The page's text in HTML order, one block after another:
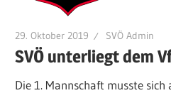
29. Oktober 2019 SVÖ Admin
SVÖ unterliegt dem
Die 1. Mannschaft musste sich